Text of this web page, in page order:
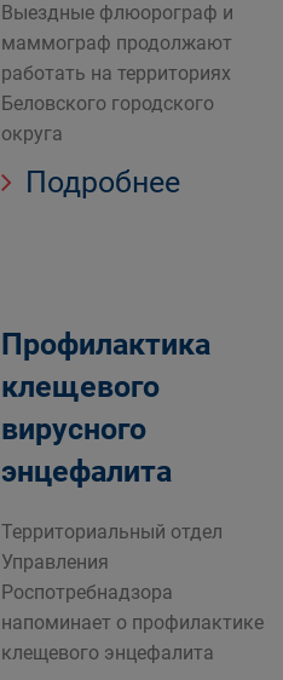
Выездные флюорограф и
маммограф продолжают
работать на территориях
Беловского городского
округа
Подробнее
Профилактика
клещевого
вирусного
энцефалита
Территориальный отдел
Управления
Роспотребнадзора
напоминает о профилактике
клещевого энцефалита